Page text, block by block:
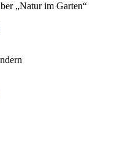
„Natur im Garten“